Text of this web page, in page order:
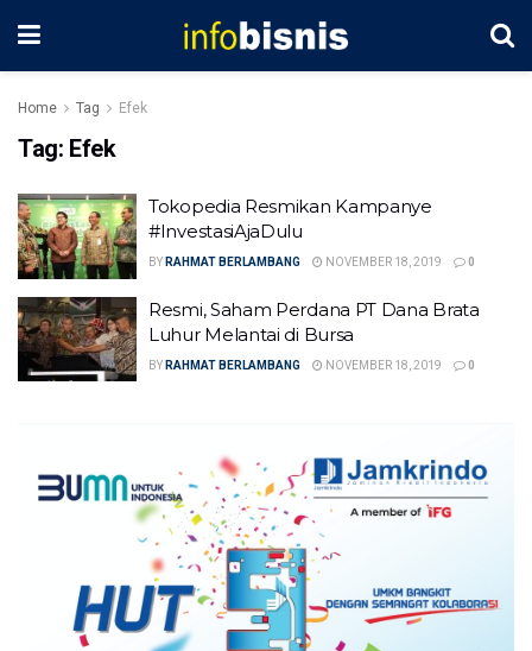
Home Tag Efek
Tag: Efek
Tokopedia Resmikan Kampanye
#InvestasiAjaDulu
BY RAHMAT BERLAMBANG NOVEMBER 18, 2019 0
Resmi, Saham Perdana PT Dana Brata
Luhur Melantai di Bursa
BY RAHMAT BERLAMBANG NOVEMBER 18, 2019 0